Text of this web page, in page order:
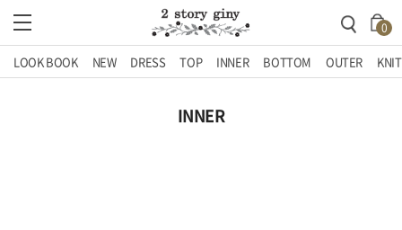
0
LOOK BOOK NEW DRESS TOP INNER BOTTOM OUTER KNIT
INNER